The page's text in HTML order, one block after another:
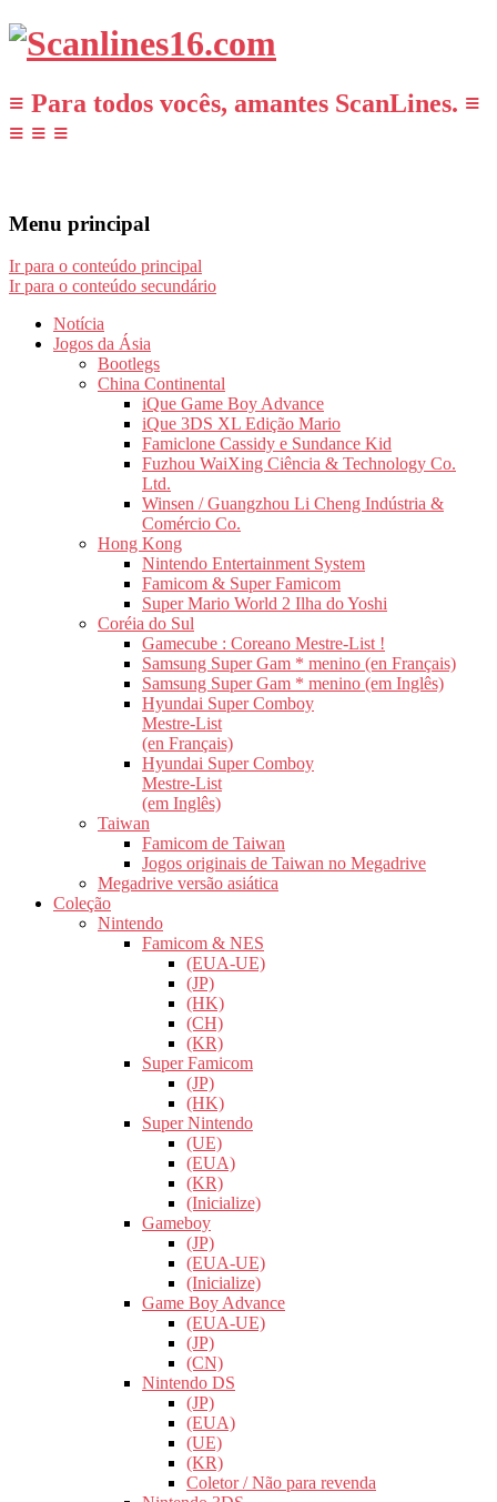
≡ Para todos vocês, amantes ScanLines. ≡
≡ ≡ ≡
Menu principal
Ir para o conteúdo principal
Ir para o conteúdo secundário
Notícia
Jogos da Ásia
Bootlegs
China Continental
iQue Game Boy Advance
iQue 3DS XL Edição Mario
Famiclone Cassidy e Sundance Kid
Fuzhou WaiXing Ciência & Technology Co.
Ltd.
Winsen / Guangzhou Li Cheng Indústria &
Comércio Co.
Hong Kong
Nintendo Entertainment System
Famicom & Super Famicom
Super Mario World 2 Ilha do Yoshi
Coréia do Sul
Gamecube : Coreano Mestre-List !
Samsung Super Gam * menino (en Français)
Samsung Super Gam * menino (em Inglês)
Hyundai Super Comboy
Mestre-List
(en Français)
Hyundai Super Comboy
Mestre-List
(em Inglês)
Taiwan
Famicom de Taiwan
Jogos originais de Taiwan no Megadrive
Megadrive versão asiática
Coleção
Nintendo
Famicom & NES
(EUA-UE)
(JP)
(HK)
(CH)
(KR)
Super Famicom
(JP)
(HK)
Super Nintendo
(UE)
(EUA)
(KR)
(Inicialize)
Gameboy
(JP)
(EUA-UE)
(Inicialize)
Game Boy Advance
(EUA-UE)
(JP)
(CN)
Nintendo DS
(JP)
(EUA)
(UE)
(KR)
Coletor / Não para revenda